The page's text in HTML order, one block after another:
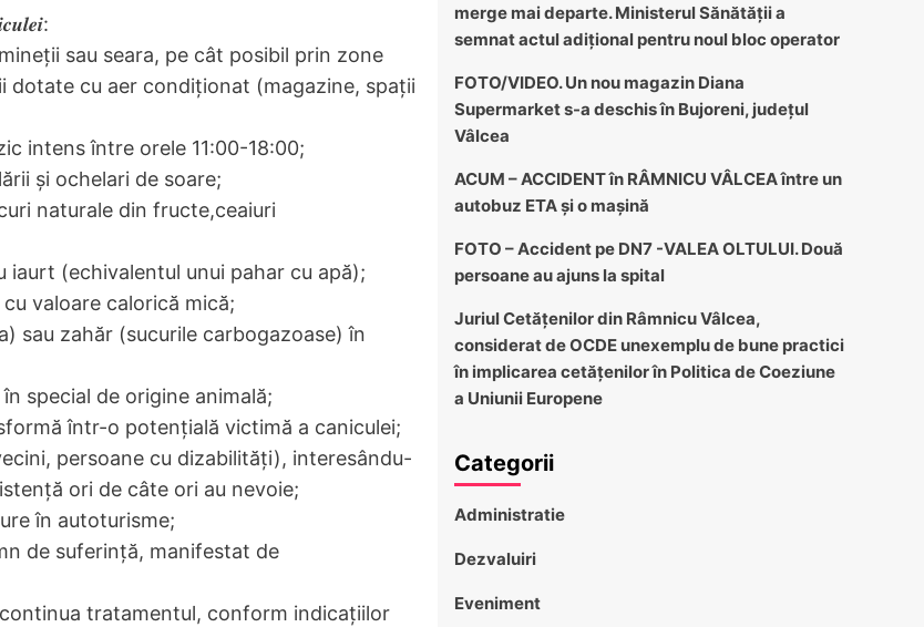
sau seara, pe cât posibil prin zone
dotate cu aer condiționat (magazine, spații
intens între orele 11:00-18:00;
și ochelari de soare;
naturale din fructe,ceaiuri
(echivalentul unui pahar cu apă);
valoare calorică mică;
sau zahăr (sucurile carbogazoase) în
special de origine animală;
într-o potențială victimă a caniculei;
persoane cu dizabilități), interesându-
ori de câte ori au nevoie;
în autoturisme;
de suferință, manifestat de
tratamentul, conform indicațiilor
merge mai departe. Ministerul Sănătății a
semnat actul adițional pentru noul bloc operator
FOTO/VIDEO. Un nou magazin Diana
Supermarket s-a deschis în Bujoreni, județul
Vâlcea
ACUM – ACCIDENT în RÂMNICU VÂLCEA între un
autobuz ETA și o mașină
FOTO – Accident pe DN7 -VALEA OLTULUI. Două
persoane au ajuns la spital
Juriul Cetățenilor din Râmnicu Vâlcea,
considerat de OCDE unexemplu de bune practici
în implicarea cetățenilor în Politica de Coeziune
a Uniunii Europene
Categorii
Administratie
Dezvaluiri
Eveniment